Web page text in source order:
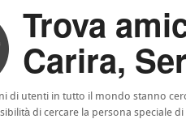
Trova
Carira,
di utenti in tutto il mondo stanno
di cercare la persona speciale